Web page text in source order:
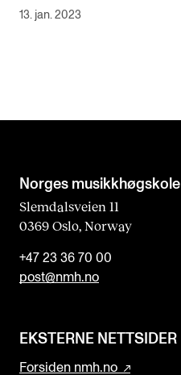
13. jan. 2023
Norges musikk­høgskole
Slemdalsveien 11
0369 Oslo, Norway
+47 23 36 70 00
post@nmh.no
EKSTERNE NETTSIDER
Forsiden nmh.no